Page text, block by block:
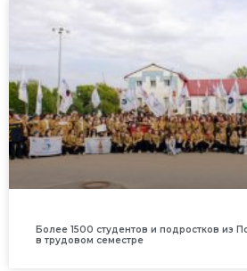
Более 1500 студентов и подростков из
в трудовом семестре